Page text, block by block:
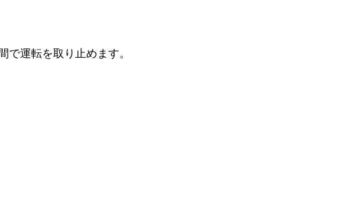
運転を取り止めます。